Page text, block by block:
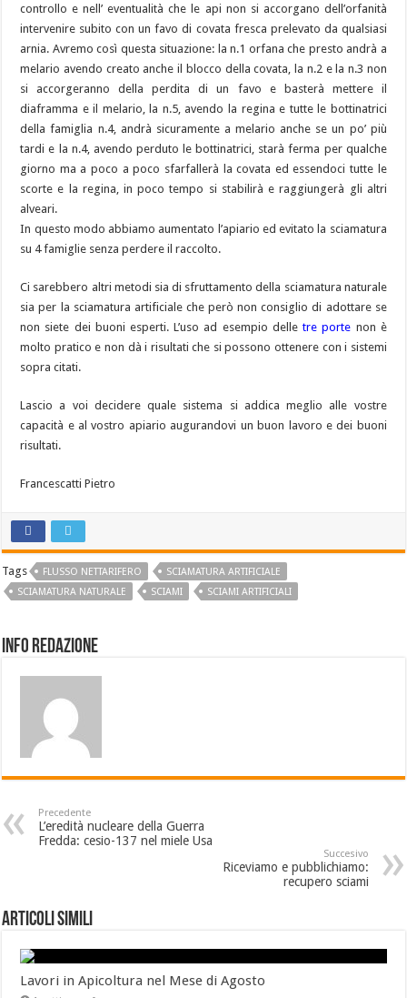
controllo e nell’ eventualità che le api non si accorgano dell’orfanità
intervenire subito con un favo di covata fresca prelevato da qualsiasi
arnia. Avremo così questa situazione: la n.1 orfana che presto andrà a
melario avendo creato anche il blocco della covata, la n.2 e la n.3 non
si accorgeranno della perdita di un favo e basterà mettere il
diaframma e il melario, la n.5, avendo la regina e tutte le bottinatrici
della famiglia n.4, andrà sicuramente a melario anche se un po’ più
tardi e la n.4, avendo perduto le bottinatrici, starà ferma per qualche
giorno ma a poco a poco sfarfallerà la covata ed essendoci tutte le
scorte e la regina, in poco tempo si stabilirà e raggiungerà gli altri
alveari.
In questo modo abbiamo aumentato l’apiario ed evitato la sciamatura
su 4 famiglie senza perdere il raccolto.
Ci sarebbero altri metodi sia di sfruttamento della sciamatura naturale
sia per la sciamatura artificiale che però non consiglio di adottare se
non siete dei buoni esperti. L’uso ad esempio delletre porte non è
molto pratico e non dà i risultati che si possono ottenere con i sistemi
sopra citati.
Lascio a voi decidere quale sistema si addica meglio alle vostre
capacità e al vostro apiario augurandovi un buon lavoro e dei buoni
risultati.
Francescatti Pietro
Tags FLUSSO NETTARIFERO
SCIAMATURA ARTIFICIALE
SCIAMATURA NATURALE
SCIAMI SCIAMI ARTIFICIALI
Info Redazione
Precedente
L’eredità nucleare della Guerra
Fredda: cesio-137 nel miele Usa
Succesivo
Riceviamo e pubblichiamo:
recupero sciami
Articoli Simili
Lavori in Apicoltura nel Mese di Agosto